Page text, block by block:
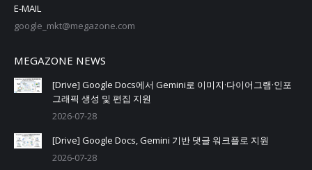
E-MAIL
google_mkt@megazone.com
MEGAZONE NEWS
[Drive] Google Docs에서 Gemini로 이미지·다이어그램·인포
그래픽 생성 및 편집 지원
2026-07-28
[Drive] Google Docs, Gemini 기반 댓글 워크플로 지원
2026-07-28